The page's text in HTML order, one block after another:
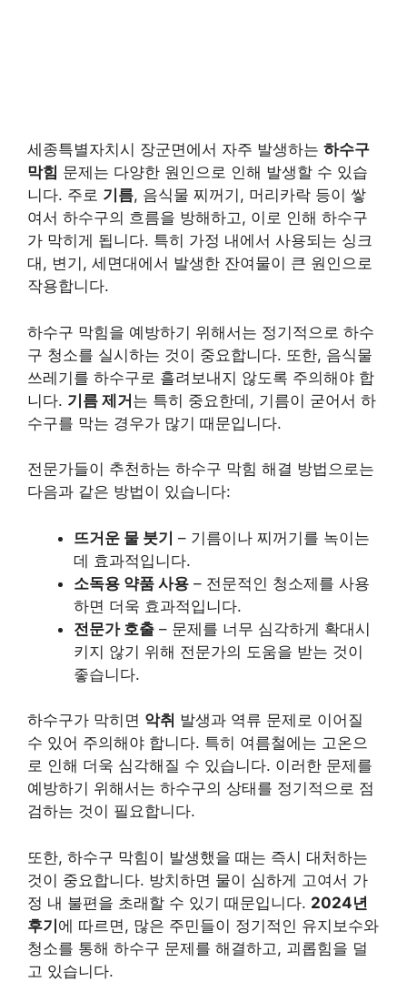
세종특별자치시 장군면에서 자주 발생하는 하수구
막힘 문제는 다양한 원인으로 인해 발생할 수 있습
니다. 주로 기름, 음식물 찌꺼기, 머리카락 등이 쌓
여서 하수구의 흐름을 방해하고, 이로 인해 하수구
가 막히게 됩니다. 특히 가정 내에서 사용되는 싱크
대, 변기, 세면대 에서 발생한 잔여물이 큰 원인으로
작용합니다.
하수구 막힘을 예방하기 위해서는 정기적으로 하수
구 청소를 실시하는 것이 중요합니다. 또한, 음식물
쓰레기를 하수구로 흘려보내지 않도록 주의해야 합
니다. 기름 제거는 특히 중요한데, 기름이 굳어서 하
수구를 막는 경우가 많기 때문입니다.
전문가들이 추천하는 하수구 막힘 해결 방법으로는
다음과 같은 방법이 있습니다:
뜨거운 물 붓기 – 기름이나 찌꺼기를 녹이는
데 효과적입니다.
소독용 약품 사용 – 전문적인 청소제를 사용
하면 더욱 효과적입니다.
전문가 호출 – 문제를 너무 심각하게 확대시
키지 않기 위해 전문가의 도움을 받는 것이
좋습니다.
하수구가 막히면 악취 발생과 역류 문제로 이어질
수 있어 주의해야 합니다. 특히 여름철에는 고온으
로 인해 더욱 심각해질 수 있습니다. 이러한 문제를
예방하기 위해서는 하수구의 상태를 정기적으로 점
검하는 것이 필요합니다.
또한, 하수구 막힘이 발생했을 때는 즉시 대처하는
것이 중요합니다. 방치하면 물이 심하게 고여서 가
정 내 불편을 초래할 수 있기 때문입니다. 2024년
후기에 따르면, 많은 주민들이 정기적인 유지보수와
청소를 통해 하수구 문제를 해결하고, 괴롭힘을 덜
고 있습니다.